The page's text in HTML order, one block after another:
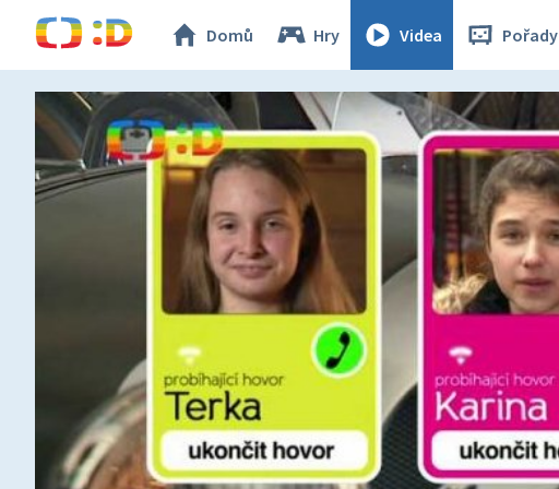
Domů Hry Videa Pořady